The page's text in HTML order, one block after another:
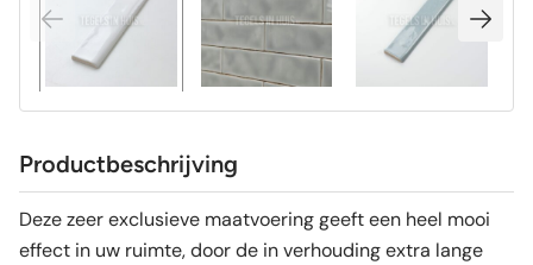
Productbeschrijving
Deze zeer exclusieve maatvoering geeft een heel mooi
effect in uw ruimte, door de in verhouding extra lange